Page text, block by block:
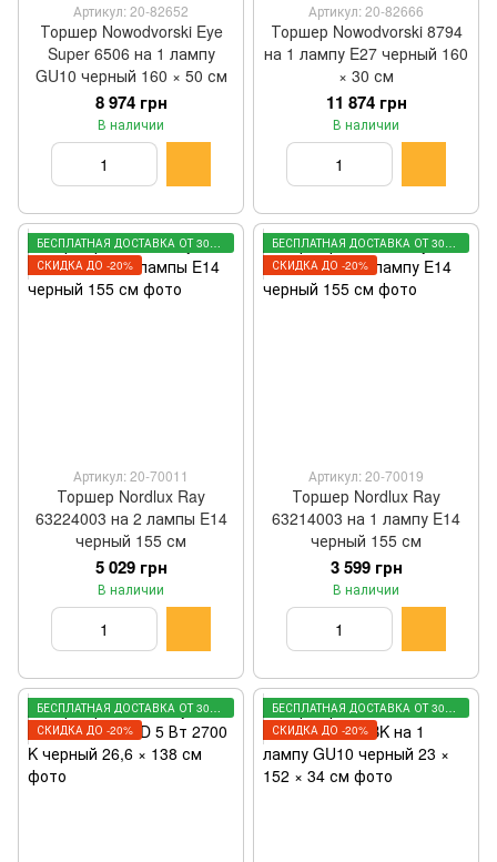
Артикул: 20-82652
Торшер Nowodvorski Eye
Super 6506 на 1 лампу
GU10 черный 160 × 50 см
8 974 грн
В наличии
Артикул: 20-82666
Торшер Nowodvorski 8794
на 1 лампу E27 черный 160
× 30 см
11 874 грн
В наличии
БЕСПЛАТНАЯ ДОСТАВКА ОТ 3000 ГРН
СКИДКА ДО -20%
Артикул: 20-70011
Торшер Nordlux Ray
63224003 на 2 лампы E14
черный 155 см
5 029 грн
В наличии
БЕСПЛАТНАЯ ДОСТАВКА ОТ 3000 ГРН
СКИДКА ДО -20%
Артикул: 20-70019
Торшер Nordlux Ray
63214003 на 1 лампу E14
черный 155 см
3 599 грн
В наличии
БЕСПЛАТНАЯ ДОСТАВКА ОТ 3000 ГРН
СКИДКА ДО -20%
БЕСПЛАТНАЯ ДОСТАВКА ОТ 3000 ГРН
СКИДКА ДО -20%